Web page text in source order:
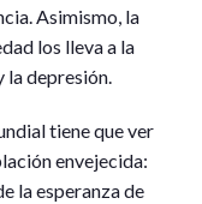
Asimismo, la
los lleva a la
la depresión.
tiene que ver
envejecida:
la esperanza de